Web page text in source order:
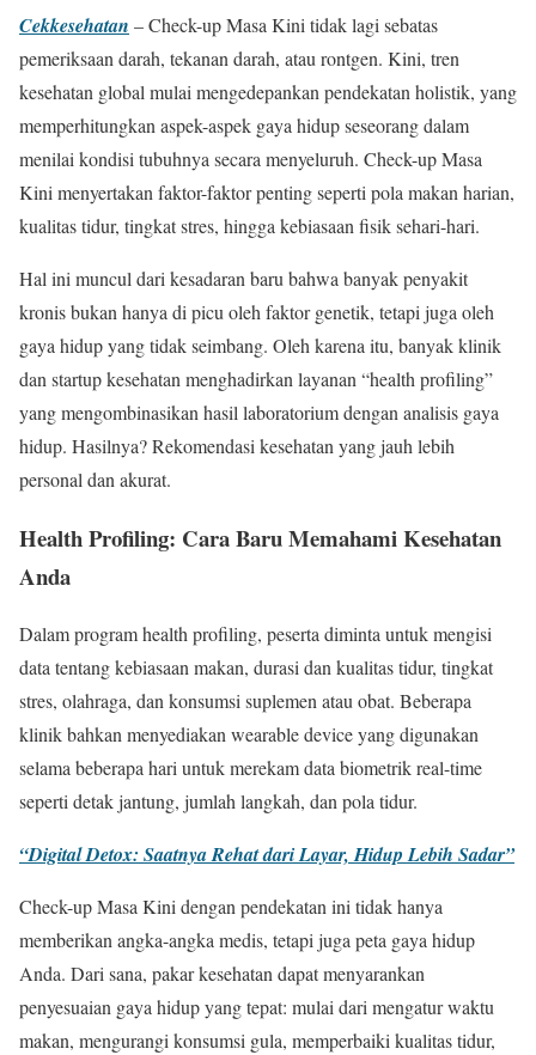
Cekkesehatan – Check-up Masa Kini tidak lagi sebatas
pemeriksaan darah, tekanan darah, atau rontgen. Kini, tren
kesehatan global mulai mengedepankan pendekatan holistik, yang
memperhitungkan aspek-aspek gaya hidup seseorang dalam
menilai kondisi tubuhnya secara menyeluruh. Check-up Masa
Kini menyertakan faktor-faktor penting seperti pola makan harian,
kualitas tidur, tingkat stres, hingga kebiasaan fisik sehari-hari.
Hal ini muncul dari kesadaran baru bahwa banyak penyakit
kronis bukan hanya di picu oleh faktor genetik, tetapi juga oleh
gaya hidup yang tidak seimbang. Oleh karena itu, banyak klinik
dan startup kesehatan menghadirkan layanan “health profiling”
yang mengombinasikan hasil laboratorium dengan analisis gaya
hidup. Hasilnya? Rekomendasi kesehatan yang jauh lebih
personal dan akurat.
Health Profiling: Cara Baru Memahami Kesehatan
Anda
Dalam program health profiling, peserta diminta untuk mengisi
data tentang kebiasaan makan, durasi dan kualitas tidur, tingkat
stres, olahraga, dan konsumsi suplemen atau obat. Beberapa
klinik bahkan menyediakan wearable device yang digunakan
selama beberapa hari untuk merekam data biometrik real-time
seperti detak jantung, jumlah langkah, dan pola tidur.
“Digital Detox: Saatnya Rehat dari Layar, Hidup Lebih Sadar”
Check-up Masa Kini dengan pendekatan ini tidak hanya
memberikan angka-angka medis, tetapi juga peta gaya hidup
Anda. Dari sana, pakar kesehatan dapat menyarankan
penyesuaian gaya hidup yang tepat: mulai dari mengatur waktu
makan, mengurangi konsumsi gula, memperbaiki kualitas tidur,